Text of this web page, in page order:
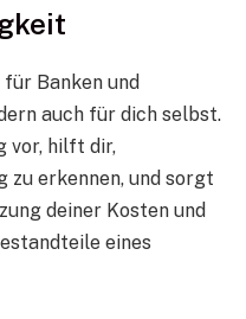
Banken und
auch für dich selbst.
vor, hilft dir,
erkennen, und sorgt
deiner Kosten und
eines